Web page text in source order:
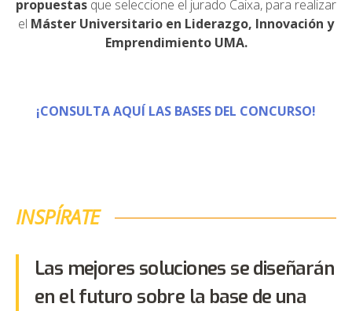
propuestas que seleccione el jurado Caixa, para realizar
el Máster Universitario en Liderazgo, Innovación y
Emprendimiento UMA.
¡CONSULTA AQUÍ LAS BASES DEL CONCURSO!
INSPÍRATE
Las mejores soluciones se diseñarán
en el futuro sobre la base de una